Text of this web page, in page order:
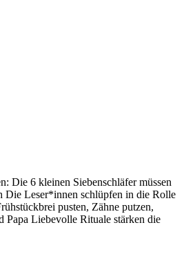
Die 6 kleinen Siebenschläfer müssen
Die Leser*innen schlüpfen in die Rolle
pusten, Zähne putzen,
Papa Liebevolle Rituale stärken die